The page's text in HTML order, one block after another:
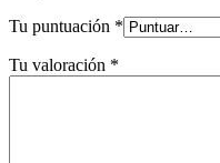
Tu puntuación *
Tu valoración *